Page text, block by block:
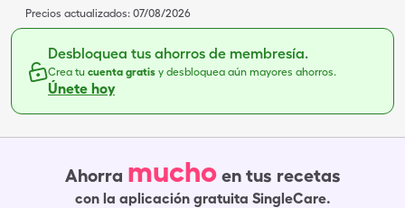
Precios actualizados: 07/08/2026
Desbloquea tus ahorros de membresía.
Crea tu cuenta gratis y desbloquea aún mayores ahorros.
Únete hoy
Ahorra mucho en tus recetas
con la aplicación gratuita SingleCare.